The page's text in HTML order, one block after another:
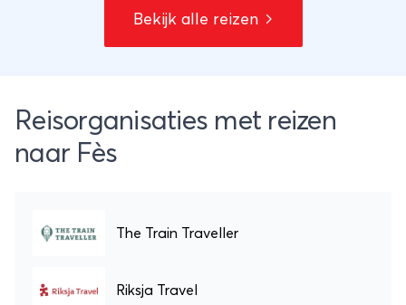
Bekijk alle reizen
Reisorganisaties met reizen
naar Fès
The Train Traveller
Riksja Travel